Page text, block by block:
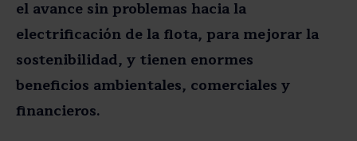
el avance sin problemas hacia la
electrificación de la flota, para mejorar la
sostenibilidad, y tienen enormes
beneficios ambientales, comerciales y
financieros.